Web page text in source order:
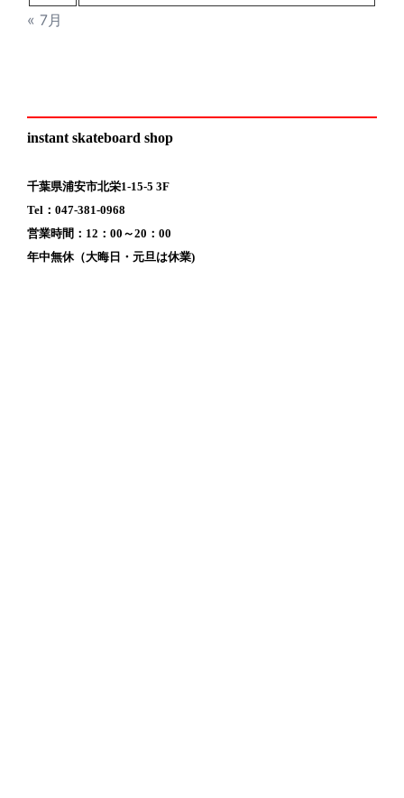
« 7月
instant skateboard shop
千葉県浦安市北栄1-15-5 3F
Tel：047-381-0968
営業時間：12：00～20：00
年中無休（大晦日・元旦は休業)